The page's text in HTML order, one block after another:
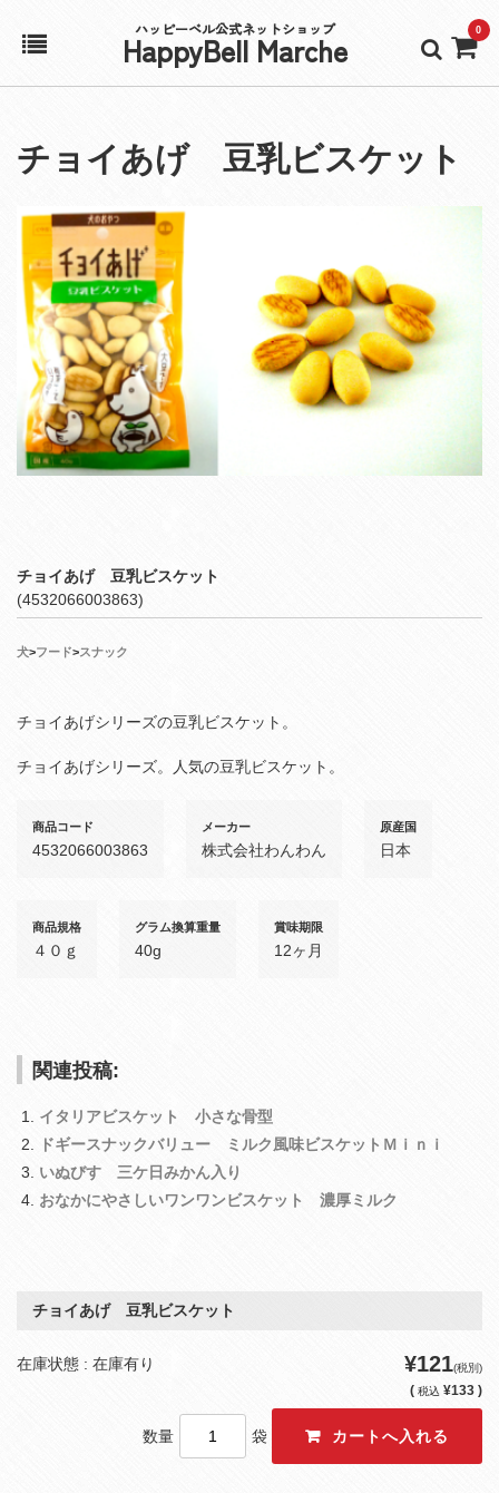
ハッピーベル公式ネットショップ
HappyBell Marche 0
アカウント
カート
チョイあげ 豆乳ビスケット
チョイあげ 豆乳ビスケット
(4532066003863)
犬>フード>スナック
チョイあげシリーズの豆乳ビスケット。
チョイあげシリーズ。人気の豆乳ビスケット。
商品コード
4532066003863
メーカー
株式会社わんわん
原産国
日本
商品規格
４０ｇ
グラム換算重量
40g
賞味期限
12ヶ月
関連投稿:
イタリアビスケット 小さな骨型
ドギースナックバリュー ミルク風味ビスケットＭｉｎｉ
いぬびす 三ケ日みかん入り
おなかにやさしいワンワンビスケット 濃厚ミルク
チョイあげ 豆乳ビスケット
在庫状態 : 在庫有り ¥121(税別)
( 税込 ¥133 )
数量 袋